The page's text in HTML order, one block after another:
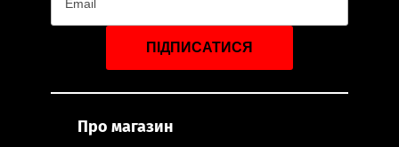
ПІДПИСАТИСЯ
Про магазин